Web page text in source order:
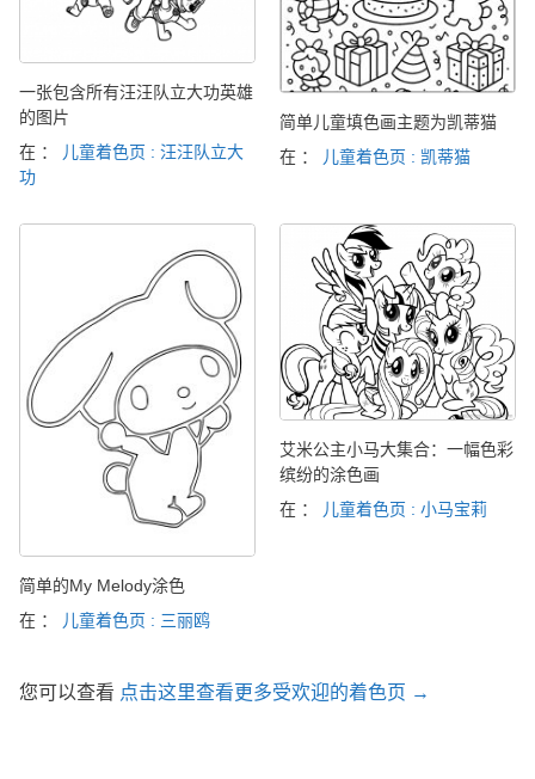
一张包含所有汪汪队立大功英雄
的图片
在 ：
儿童着色页 : 汪汪队立大
功
简单儿童填色画主题为凯蒂猫
在 ：
儿童着色页 : 凯蒂猫
简单的My Melody涂色
在 ：
儿童着色页 : 三丽鸥
艾米公主小马大集合：一幅色彩
缤纷的涂色画
在 ：
儿童着色页 : 小马宝莉
您可以查看 点击这里查看更多受欢迎的着色页 →